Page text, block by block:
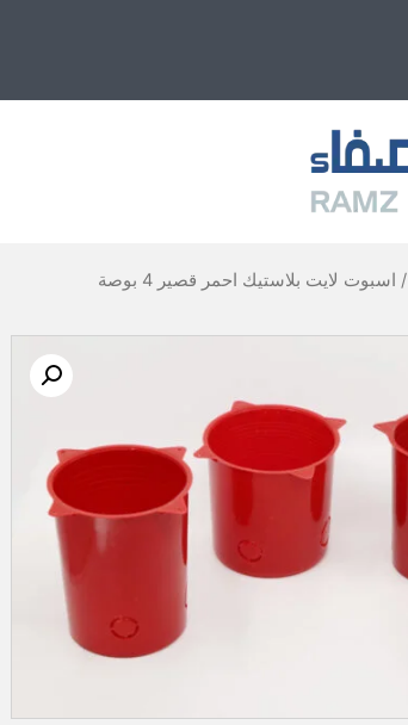
/ اسبوت لايت بلاستيك احمر قصير 4 بوصة